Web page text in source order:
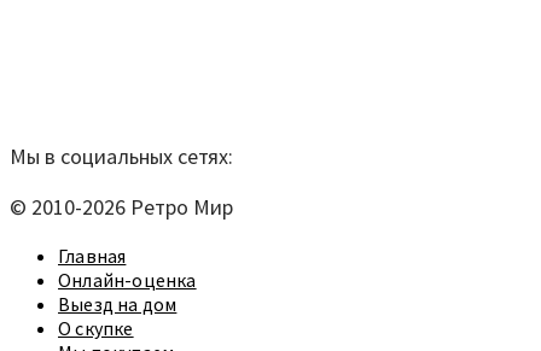
Мы в социальных сетях:
© 2010-2026 Ретро Мир
Главная
Онлайн-оценка
Выезд на дом
О скупке